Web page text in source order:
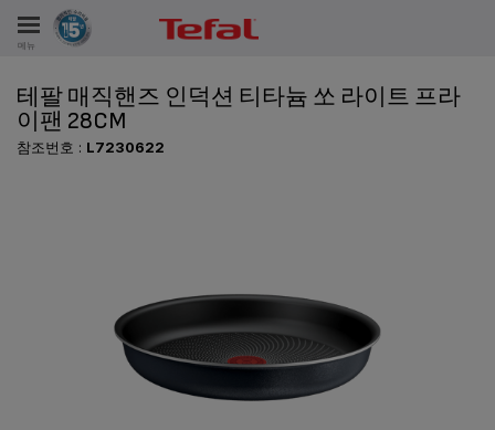
메뉴
테팔 매직핸즈 인덕션 티타늄 쏘 라이트 프라
이팬 28CM
참조번호 : L7230622